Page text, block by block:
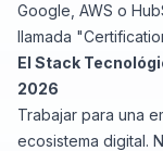
Google, AWS o
llamada
El Stack
2026
Trabajar para una
ecosistema digital.